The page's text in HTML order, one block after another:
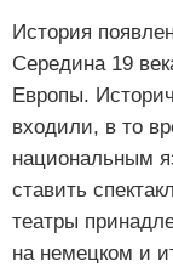
История
Середина 19
Европы.
входили, в то
национальным
ставить
театры
на немецком и